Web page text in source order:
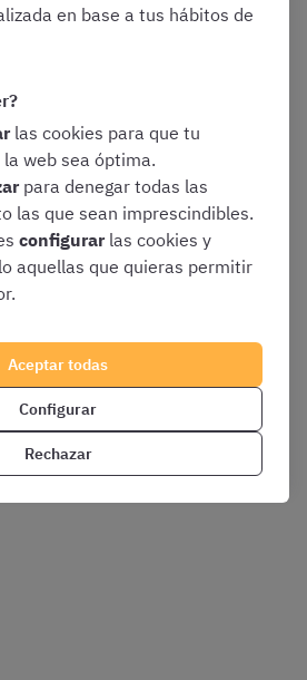
en base a tus hábitos de
las cookies para que tu
web sea óptima.
para denegar todas las
las que sean imprescindibles.
configurar las cookies y
aquellas que quieras permitir
Aceptar todas
Configurar
Rechazar